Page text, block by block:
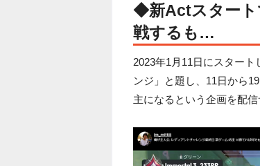
◆新Actスタート
戦するも…
2023年1月11日にスター
ンジ」と題し、11日から
主になるという企画を配